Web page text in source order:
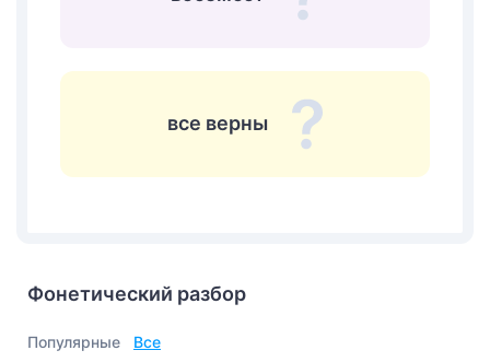
все верны
Фонетический разбор
Популярные
Все